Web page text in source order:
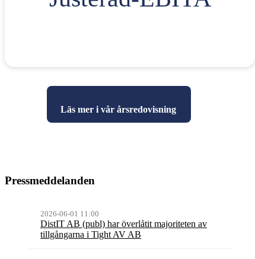
Läs mer i vår årsredovisning
Pressmeddelanden
2026-06-01 11:00
DistIT AB (publ) har överlåtit majoriteten av
tillgångarna i Tight AV AB